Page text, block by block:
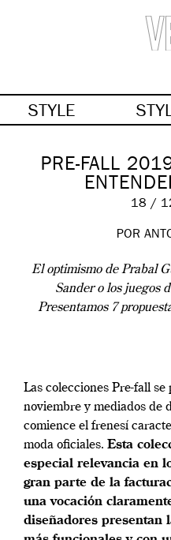
STYLE
PRE-FALL
18 /
POR
El optimismo de Prabal
Sander o los juegos
Presentamos 7
Las colecciones Pre-fall
noviembre y mediados de
comience el frenesí
moda oficiales. Esta
especial relevancia en
gran parte de la
una vocación
diseñadores presentan